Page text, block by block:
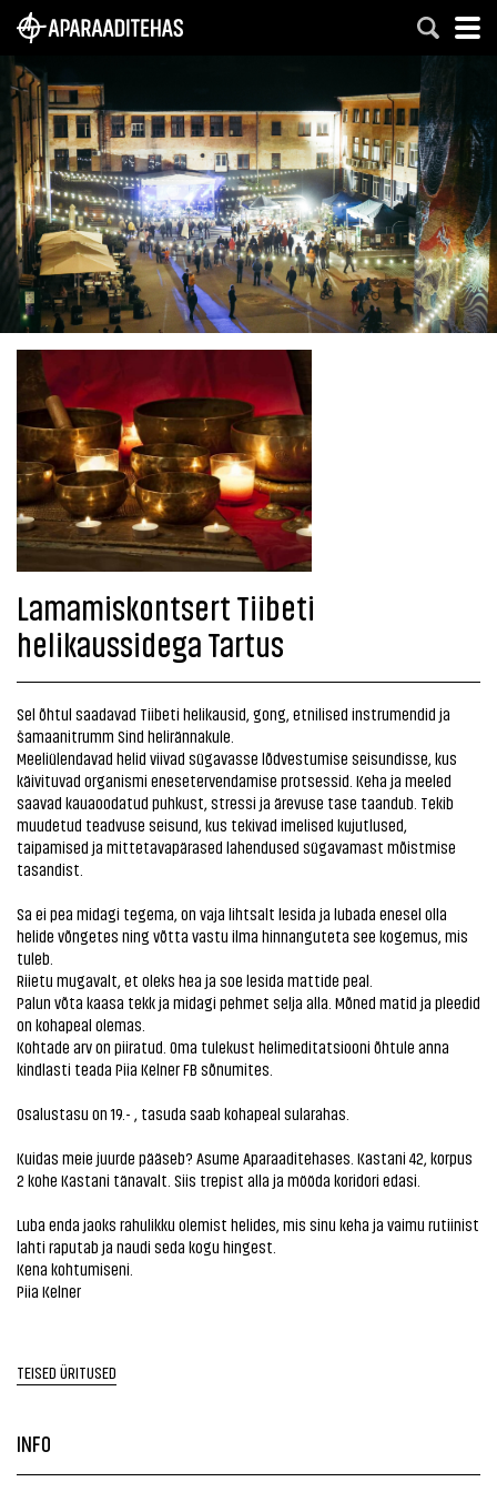
Lamamiskontsert Tiibeti
helikaussidega Tartus
Sel õhtul saadavad Tiibeti helikausid, gong, etnilised instrumendid ja
šamaanitrumm Sind helirännakule.
Meeliülendavad helid viivad sügavasse lõdvestumise seisundisse, kus
käivituvad organismi enesetervendamise protsessid. Keha ja meeled
saavad kauaoodatud puhkust, stressi ja ärevuse tase taandub. Tekib
muudetud teadvuse seisund, kus tekivad imelised kujutlused,
taipamised ja mittetavapärased lahendused sügavamast mõistmise
tasandist.
Sa ei pea midagi tegema, on vaja lihtsalt lesida ja lubada enesel olla
helide võngetes ning võtta vastu ilma hinnanguteta see kogemus, mis
tuleb.
Riietu mugavalt, et oleks hea ja soe lesida mattide peal.
Palun võta kaasa tekk ja midagi pehmet selja alla. Mõned matid ja pleedid
on kohapeal olemas.
Kohtade arv on piiratud. Oma tulekust helimeditatsiooni õhtule anna
kindlasti teada Piia Kelner FB sõnumites.
Osalustasu on 19.- , tasuda saab kohapeal sularahas.
Kuidas meie juurde pääseb? Asume Aparaaditehases. Kastani 42, korpus
2 kohe Kastani tänavalt. Siis trepist alla ja mööda koridori edasi.
Luba enda jaoks rahulikku olemist helides, mis sinu keha ja vaimu rutiinist
lahti raputab ja naudi seda kogu hingest.
Kena kohtumiseni.
Piia Kelner
TEISED ÜRITUSED
INFO